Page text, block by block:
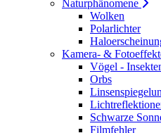
Naturphänomene
Wolken
Polarlichter
Kamera- &
Vögel -
Orbs
Schwarze
Filmfehler